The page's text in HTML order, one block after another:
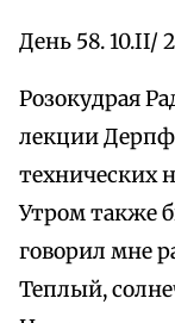
День 58. 10.II/
Розокудрая
лекции
технических
Утром также
говорил мне
Теплый,